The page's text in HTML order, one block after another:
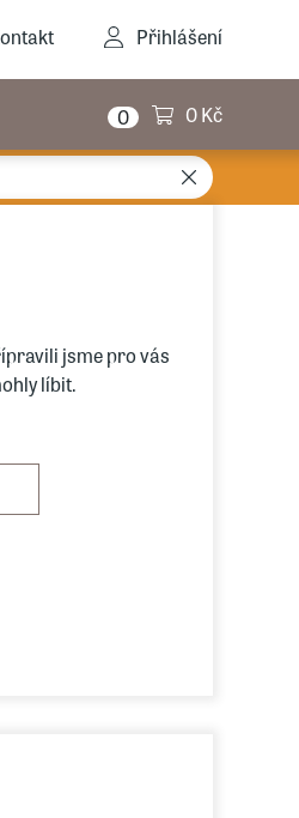
Přihlášení
0 0 Kč
jsme pro vás
líbit.